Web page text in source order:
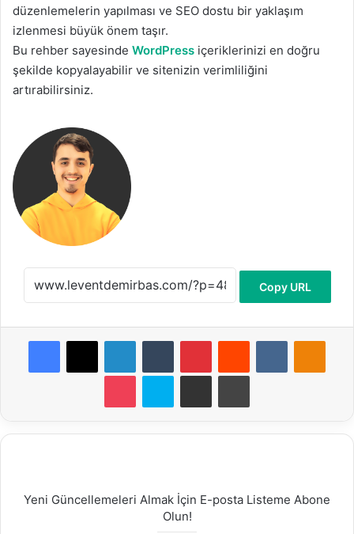
düzenlemelerin yapılması ve SEO dostu bir yaklaşım
izlenmesi büyük önem taşır.
Bu rehber sayesinde WordPress içeriklerinizi en doğru
şekilde kopyalayabilir ve sitenizin verimliliğini
artırabilirsiniz.
Copy URL
Yeni Güncellemeleri Almak İçin E-posta Listeme Abone
Olun!